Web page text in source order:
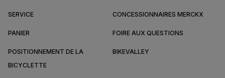
SERVICE CONCESSIONNAIRES MERCKX
PANIER FOIRE AUX QUESTIONS
POSITIONNEMENT DE LA
BICYCLETTE
BIKEVALLEY